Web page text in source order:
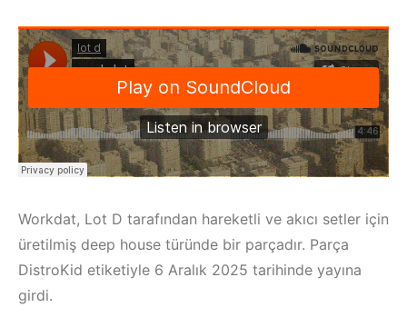
Workdat, Lot D tarafından hareketli ve akıcı setler için
üretilmiş deep house türünde bir parçadır. Parça
DistroKid etiketiyle 6 Aralık 2025 tarihinde yayına
girdi.